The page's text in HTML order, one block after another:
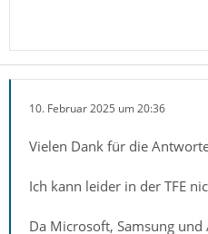
10. Februar 2025 um 20:36
Vielen Dank für die
Ich kann leider in der TFE
Da Microsoft, Samsung